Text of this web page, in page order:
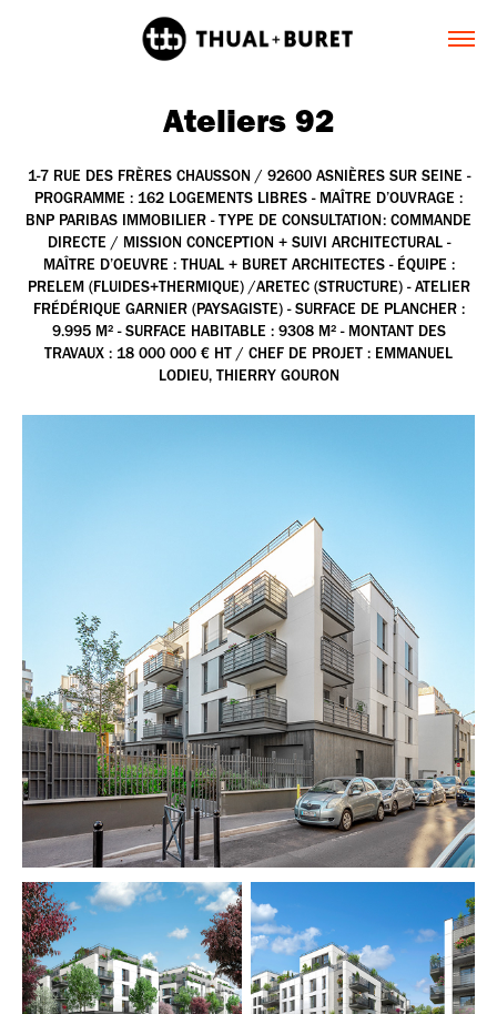
Ateliers 92
1-7 RUE DES FRÈRES CHAUSSON / 92600 ASNIÈRES SUR SEINE -
PROGRAMME : 162 LOGEMENTS LIBRES - MAÎTRE D’OUVRAGE :
BNP PARIBAS IMMOBILIER - TYPE DE CONSULTATION: COMMANDE
DIRECTE / MISSION CONCEPTION + SUIVI ARCHITECTURAL -
MAÎTRE D’OEUVRE : THUAL + BURET ARCHITECTES - ÉQUIPE :
PRELEM (FLUIDES+THERMIQUE) /ARETEC (STRUCTURE) - ATELIER
FRÉDÉRIQUE GARNIER (PAYSAGISTE) - SURFACE DE PLANCHER :
9.995 M² - SURFACE HABITABLE : 9308 M² - MONTANT DES
TRAVAUX : 18 000 000 € HT / CHEF DE PROJET : EMMANUEL
LODIEU, THIERRY GOURON